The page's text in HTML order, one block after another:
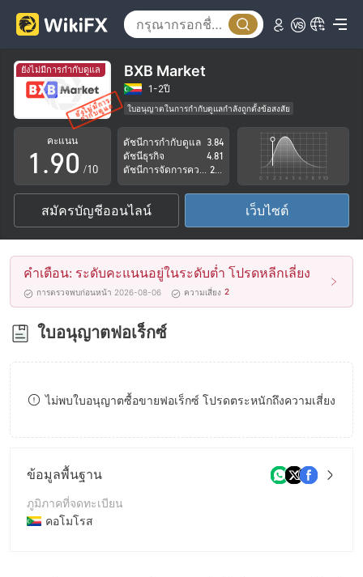
ยังไม่มีการกำกับดูแล BXB Market
1-2ปี
ใบอนุญาตในการกำกับดูแลกำลังถูกตั้งข้อสงสัย
กลุ่มธุรกิจที่ต้องสงสัย
ระวังความเสี่ยงอันตรายที่อาจจะซ่อนอยู่
คะแนน
0
1
2
3
4
5
6
7
8
.
5
6
7
8
90
1
2
3
4
5
6
7
/10
ดัชนีการกำกับดูแล 3.84
ดัชนีธุรกิจ
4.81
สมัครบัญชีออนไลน์ เว็บไซต์
คำเตือน: ระดับคะแนนอยู่ในระดับต่ำ โปรดหลีกเลี่ยง
การตรวจพบก่อนหน้า 2026-08-06 ความเสี่ยง 2
ใบอนุญาตฟอเร็กซ์
ไม่พบใบอนุญาตซื้อขายฟอเร็กซ์ โปรดตระหนักถึงความเสี่ยง
ข้อมูลพื้นฐาน
ภูมิภาคที่จดทะเบียน
คอโมโรส